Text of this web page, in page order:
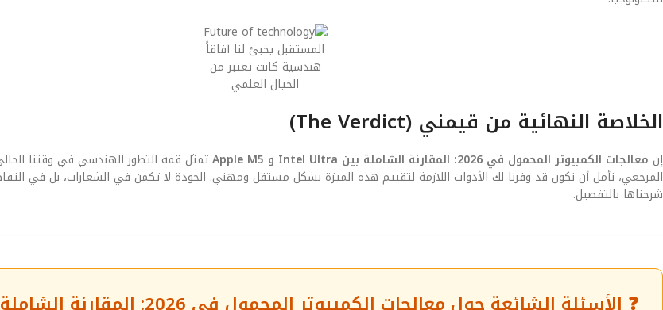
المستقبل يخبئ لنا آفاقاً
هندسية كانت تعتبر من
الخيال العلمي
الخلاصة النهائية من قيمني (The Verdict)
إن معالجات الكمبيوتر المحمول في 2026: المقارنة الشاملة بين Intel Ultra و Apple M5
تمثل قمة التطور الهندسي في وقتنا
المرجعي، نأمل أن نكون قد وفرنا لك الأدوات اللازمة لتقييم هذه الميزة بشكل مستقل ومهني. الجودة لا تكمن في الشعارات، بل في
شرحناها بالتفصيل.